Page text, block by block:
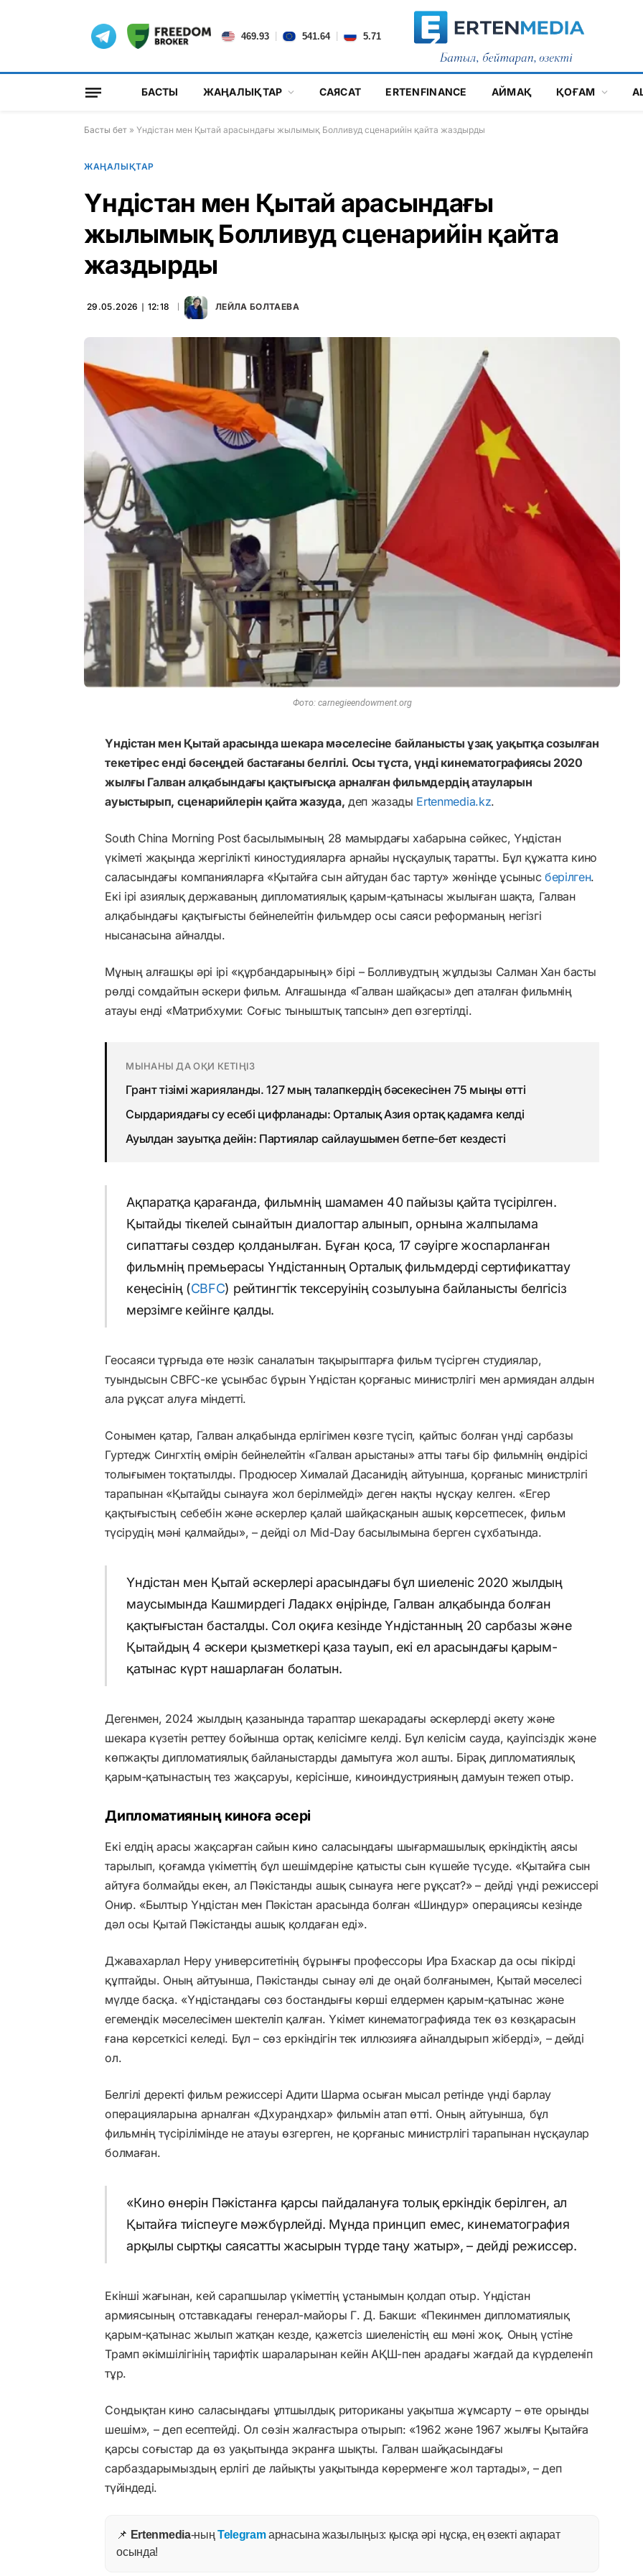
469.93 541.64 5.71
БАСТЫ ЖАҢАЛЫҚТАР САЯСАТ ERTENFINANCE АЙМАҚ ҚОҒАМ
Басты бет » Үндістан мен Қытай арасындағы жылымық Болливуд сценарийін қайта жаздырды
ЖАҢАЛЫҚТАР
Үндістан мен Қытай арасындағы
жылымық Болливуд сценарийін қайта
жаздырды
29.05.2026 ∣ 12:18 ЛЕЙЛА БОЛТАЕВА
Фото: carnegieendowment.org
Үндістан мен Қытай арасында шекара мәселесіне байланысты ұзақ уақытқа созылған
текетірес енді бәсеңдей бастағаны белгілі. Осы тұста, үнді кинематографиясы 2020
жылғы Галван алқабындағы қақтығысқа арналған фильмдердің атауларын
ауыстырып, сценарийлерін қайта жазуда, деп жазады Ertenmedia.kz.
South China Morning Post басылымының 28 мамырдағы хабарына сәйкес, Үндістан
үкіметі жақында жергілікті киностудияларға арнайы нұсқаулық таратты. Бұл құжатта кино
саласындағы компанияларға «Қытайға сын айтудан бас тарту» жөнінде ұсынысберілген.
Екі ірі азиялық державаның дипломатиялық қарым-қатынасы жылыған шақта, Галван
алқабындағы қақтығысты бейнелейтін фильмдер осы саяси реформаның негізгі
нысанасына айналды.
Мұның алғашқы әрі ірі «құрбандарының» бірі – Болливудтың жұлдызы Салман Хан басты
рөлді сомдайтын әскери фильм. Алғашында «Галван шайқасы» деп аталған фильмнің
атауы енді «Матрибхуми: Соғыс тыныштық тапсын» деп өзгертілді.
МЫНАНЫ ДА ОҚИ КЕТІҢІЗ
Грант тізімі жарияланды. 127 мың талапкердің бәсекесінен 75 мыңы өтті
Сырдариядағы су есебі цифрланады: Орталық Азия ортақ қадамға келді
Ауылдан зауытқа дейін: Партиялар сайлаушымен бетпе-бет кездесті
Ақпаратқа қарағанда, фильмнің шамамен 40 пайызы қайта түсірілген.
Қытайды тікелей сынайтын диалогтар алынып, орнына жалпылама
сипаттағы сөздер қолданылған. Бұған қоса, 17 сәуірге жоспарланған
фильмнің премьерасы Үндістанның Орталық фильмдерді сертификаттау
кеңесінің (CBFC) рейтингтік тексеруінің созылуына байланысты белгісіз
мерзімге кейінге қалды.
Геосаяси тұрғыда өте нәзік саналатын тақырыптарға фильм түсірген студиялар,
туындысын CBFC-ке ұсынбас бұрын Үндістан қорғаныс министрлігі мен армиядан алдын
ала рұқсат алуға міндетті.
Сонымен қатар, Галван алқабында ерлігімен көзге түсіп, қайтыс болған үнді сарбазы
Гуртедж Сингхтің өмірін бейнелейтін «Галван арыстаны» атты тағы бір фильмнің өндірісі
толығымен тоқтатылды. Продюсер Хималай Дасанидің айтуынша, қорғаныс министрлігі
тарапынан «Қытайды сынауға жол берілмейді» деген нақты нұсқау келген. «Егер
қақтығыстың себебін және әскерлер қалай шайқасқанын ашық көрсетпесек, фильм
түсірудің мәні қалмайды», – дейді ол Mid-Day басылымына берген сұхбатында.
Үндістан мен Қытай әскерлері арасындағы бұл шиеленіс 2020 жылдың
маусымында Кашмирдегі Ладакх өңірінде, Галван алқабында болған
қақтығыстан басталды. Сол оқиға кезінде Үндістанның 20 сарбазы және
Қытайдың 4 әскери қызметкері қаза тауып, екі ел арасындағы қарым-
қатынас күрт нашарлаған болатын.
Дегенмен, 2024 жылдың қазанында тараптар шекарадағы әскерлерді әкету және
шекара күзетін реттеу бойынша ортақ келісімге келді. Бұл келісім сауда, қауіпсіздік және
көпжақты дипломатиялық байланыстарды дамытуға жол ашты. Бірақ дипломатиялық
қарым-қатынастың тез жақсаруы, керісінше, киноиндустрияның дамуын тежеп отыр.
Дипломатияның киноға әсері
Екі елдің арасы жақсарған сайын кино саласындағы шығармашылық еркіндіктің аясы
тарылып, қоғамда үкіметтің бұл шешімдеріне қатысты сын күшейе түсуде. «Қытайға сын
айтуға болмайды екен, ал Пәкістанды ашық сынауға неге рұқсат?» – дейді үнді режиссері
Онир. «Былтыр Үндістан мен Пәкістан арасында болған «Шиндур» операциясы кезінде
дәл осы Қытай Пәкістанды ашық қолдаған еді».
Джавахарлал Неру университетінің бұрынғы профессоры Ира Бхаскар да осы пікірді
құптайды. Оның айтуынша, Пәкістанды сынау әлі де оңай болғанымен, Қытай мәселесі
мүлде басқа. «Үндістандағы сөз бостандығы көрші елдермен қарым-қатынас және
егемендік мәселесімен шектеліп қалған. Үкімет кинематографияда тек өз көзқарасын
ғана көрсеткісі келеді. Бұл – сөз еркіндігін тек иллюзияға айналдырып жіберді», – дейді
ол.
Белгілі деректі фильм режиссері Адити Шарма осыған мысал ретінде үнді барлау
операцияларына арналған «Дхурандхар» фильмін атап өтті. Оның айтуынша, бұл
фильмнің түсірілімінде не атауы өзгерген, не қорғаныс министрлігі тарапынан нұсқаулар
болмаған.
«Кино өнерін Пәкістанға қарсы пайдалануға толық еркіндік берілген, ал
Қытайға тиіспеуге мәжбүрлейді. Мұнда принцип емес, кинематография
арқылы сыртқы саясатты жасырын түрде таңу жатыр», – дейді режиссер.
Екінші жағынан, кей сарапшылар үкіметтің ұстанымын қолдап отыр. Үндістан
армиясының отставкадағы генерал-майоры Г. Д. Бакши: «Пекинмен дипломатиялық
қарым-қатынас жылып жатқан кезде, қажетсіз шиеленістің еш мәні жоқ. Оның үстіне
Трамп әкімшілігінің тарифтік шараларынан кейін АҚШ-пен арадағы жағдай да күрделеніп
тұр.
Сондықтан кино саласындағы ұлтшылдық риториканы уақытша жұмсарту – өте орынды
шешім», – деп есептейді. Ол сөзін жалғастыра отырып: «1962 және 1967 жылғы Қытайға
қарсы соғыстар да өз уақытында экранға шықты. Галван шайқасындағы
сарбаздарымыздың ерлігі де лайықты уақытында көрерменге жол тартады», – деп
түйіндеді.
📌 Ertenmedia-ның Telegramарнасына жазылыңыз: қысқа әрі нұсқа, ең өзекті ақпарат
осында!